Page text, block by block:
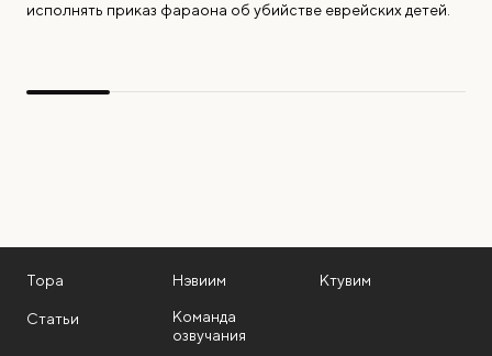
исполнять приказ фараона об убийстве еврейских детей.
Тора Нэвиим Ктувим
Статьи
Команда
озвучания